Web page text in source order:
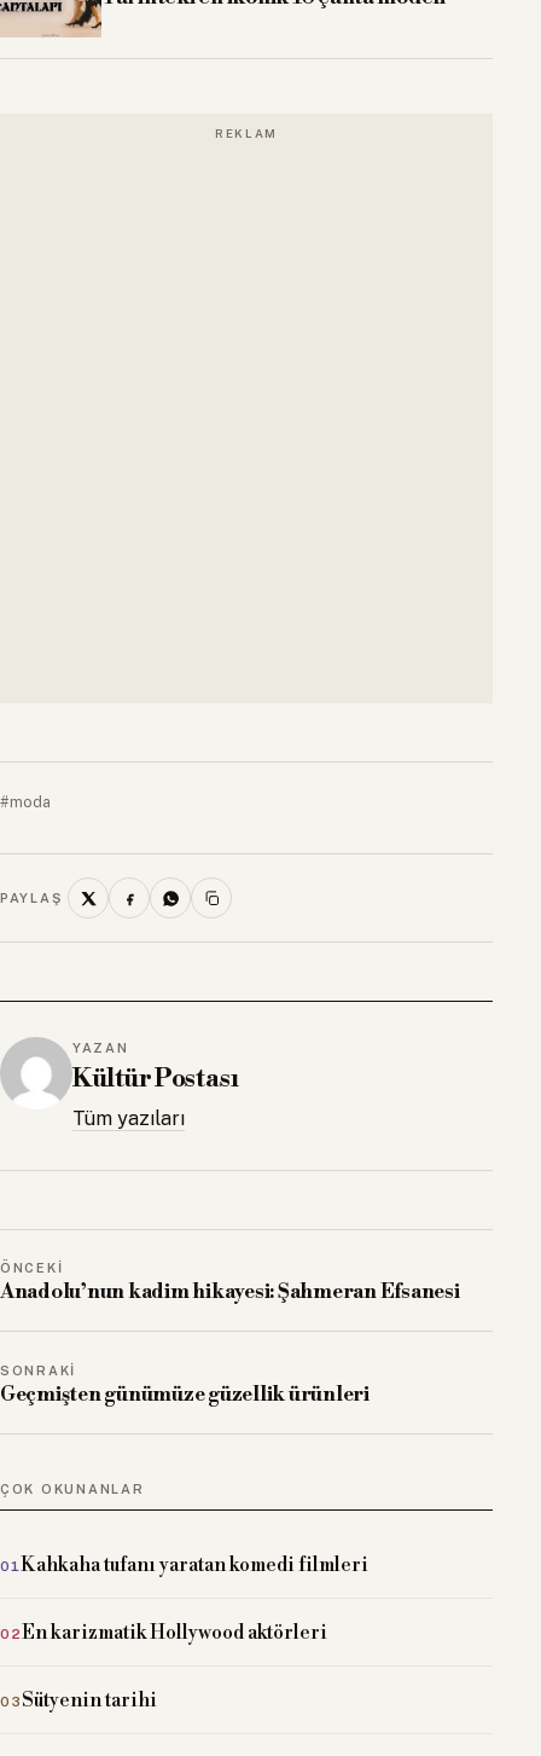
#moda
PAYLAŞ
YAZAN
Kültür Postası
Tüm yazıları
ÖNCEKI
Anadolu’nun kadim hikayesi: Şahmeran Efsanesi
SONRAKI
Geçmişten günümüze güzellik ürünleri
ÇOK OKUNANLAR
Kahkaha tufanı yaratan komedi filmleri
En karizmatik Hollywood aktörleri
Sütyenin tarihi